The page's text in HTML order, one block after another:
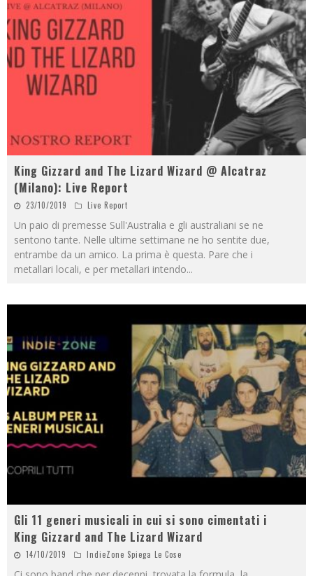
King Gizzard and The Lizard Wizard @ Alcatraz
(Milano): Live Report
23/10/2019 Live Report
Un paio di premesse Sull'Australia e gli australiani se ne
sentono tante. Nelle ultime settimane ne ho sentite due,
entrambe da un amico. La prima è questa. Pare che i
metallari locali, e per metallari intendo...
Gli 11 generi musicali in cui si sono cimentati i
King Gizzard and The Lizard Wizard
14/10/2019 IndieZone Spiega Le Cose